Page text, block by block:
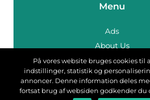
Menu
Ads
About Us
Cookies
Contact
Sitemap
På vores website bruges cookies til
indstillinger, statistik og
annoncer. Denne information deles
fortsat brug af websiden godkender du